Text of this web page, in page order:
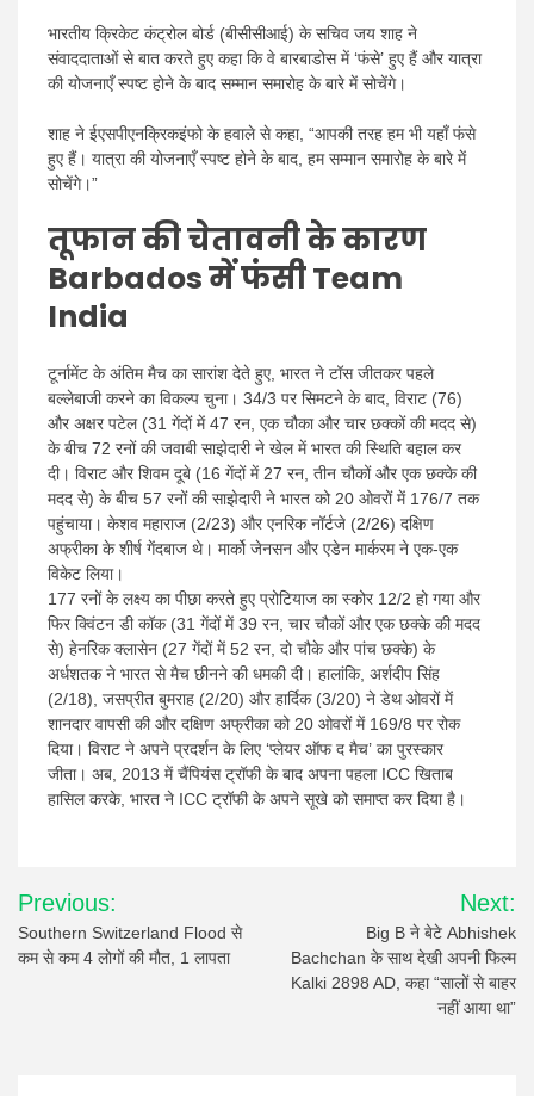
भारतीय क्रिकेट कंट्रोल बोर्ड (बीसीसीआई) के सचिव जय शाह ने
संवाददाताओं से बात करते हुए कहा कि वे बारबाडोस में ‘फंसे’ हुए हैं और यात्रा
की योजनाएँ स्पष्ट होने के बाद सम्मान समारोह के बारे में सोचेंगे।
शाह ने ईएसपीएनक्रिकइंफो के हवाले से कहा, “आपकी तरह हम भी यहाँ फंसे
हुए हैं। यात्रा की योजनाएँ स्पष्ट होने के बाद, हम सम्मान समारोह के बारे में
सोचेंगे।”
तूफान की चेतावनी के कारण
Barbados में फंसी Team
India
टूर्नामेंट के अंतिम मैच का सारांश देते हुए, भारत ने टॉस जीतकर पहले
बल्लेबाजी करने का विकल्प चुना। 34/3 पर सिमटने के बाद, विराट (76)
और अक्षर पटेल (31 गेंदों में 47 रन, एक चौका और चार छक्कों की मदद से)
के बीच 72 रनों की जवाबी साझेदारी ने खेल में भारत की स्थिति बहाल कर
दी। विराट और शिवम दूबे (16 गेंदों में 27 रन, तीन चौकों और एक छक्के की
मदद से) के बीच 57 रनों की साझेदारी ने भारत को 20 ओवरों में 176/7 तक
पहुंचाया। केशव महाराज (2/23) और एनरिक नॉर्टजे (2/26) दक्षिण
अफ्रीका के शीर्ष गेंदबाज थे। मार्को जेनसन और एडेन मार्करम ने एक-एक
विकेट लिया।
177 रनों के लक्ष्य का पीछा करते हुए प्रोटियाज का स्कोर 12/2 हो गया और
फिर क्विंटन डी कॉक (31 गेंदों में 39 रन, चार चौकों और एक छक्के की मदद
से) हेनरिक क्लासेन (27 गेंदों में 52 रन, दो चौके और पांच छक्के) के
अर्धशतक ने भारत से मैच छीनने की धमकी दी। हालांकि, अर्शदीप सिंह
(2/18), जसप्रीत बुमराह (2/20) और हार्दिक (3/20) ने डेथ ओवरों में
शानदार वापसी की और दक्षिण अफ्रीका को 20 ओवरों में 169/8 पर रोक
दिया। विराट ने अपने प्रदर्शन के लिए ‘प्लेयर ऑफ द मैच’ का पुरस्कार
जीता। अब, 2013 में चैंपियंस ट्रॉफी के बाद अपना पहला ICC खिताब
हासिल करके, भारत ने ICC ट्रॉफी के अपने सूखे को समाप्त कर दिया है।
Post
navigation
Previous:
Southern Switzerland Flood से
कम से कम 4 लोगों की मौत, 1 लापता
Next:
Big B ने बेटे Abhishek
Bachchan के साथ देखी अपनी फिल्म
Kalki 2898 AD, कहा “सालों से बाहर
नहीं आया था”